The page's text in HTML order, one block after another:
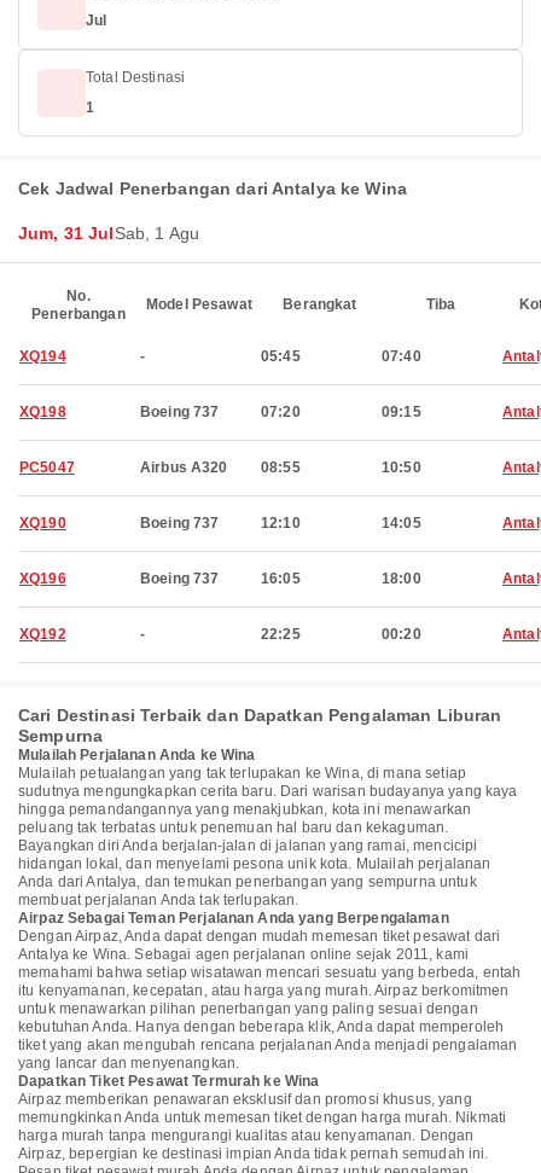
Jul
Total Destinasi
1
Cek Jadwal Penerbangan dari Antalya ke Wina
Jum, 31 JulSab, 1 Agu
No.
Penerbangan
Model Pesawat Berangkat Tiba
XQ194 - 05:45 07:40
XQ198 Boeing 737 07:20 09:15
PC5047 Airbus A320 08:55 10:50
XQ190 Boeing 737 12:10 14:05
XQ196 Boeing 737 16:05 18:00
XQ192 - 22:25 00:20
Cari Destinasi Terbaik dan Dapatkan Pengalaman Liburan
Sempurna
Mulailah Perjalanan Anda ke Wina
Mulailah petualangan yang tak terlupakan ke Wina, di mana setiap
sudutnya mengungkapkan cerita baru. Dari warisan budayanya yang kaya
hingga pemandangannya yang menakjubkan, kota ini menawarkan
peluang tak terbatas untuk penemuan hal baru dan kekaguman.
Bayangkan diri Anda berjalan-jalan di jalanan yang ramai, mencicipi
hidangan lokal, dan menyelami pesona unik kota. Mulailah perjalanan
Anda dari Antalya, dan temukan penerbangan yang sempurna untuk
membuat perjalanan Anda tak terlupakan.
Airpaz Sebagai Teman Perjalanan Anda yang Berpengalaman
Dengan Airpaz, Anda dapat dengan mudah memesan tiket pesawat dari
Antalya ke Wina. Sebagai agen perjalanan online sejak 2011, kami
memahami bahwa setiap wisatawan mencari sesuatu yang berbeda, entah
itu kenyamanan, kecepatan, atau harga yang murah. Airpaz berkomitmen
untuk menawarkan pilihan penerbangan yang paling sesuai dengan
kebutuhan Anda. Hanya dengan beberapa klik, Anda dapat memperoleh
tiket yang akan mengubah rencana perjalanan Anda menjadi pengalaman
yang lancar dan menyenangkan.
Dapatkan Tiket Pesawat Termurah ke Wina
Airpaz memberikan penawaran eksklusif dan promosi khusus, yang
memungkinkan Anda untuk memesan tiket dengan harga murah. Nikmati
harga murah tanpa mengurangi kualitas atau kenyamanan. Dengan
Airpaz, bepergian ke destinasi impian Anda tidak pernah semudah ini.